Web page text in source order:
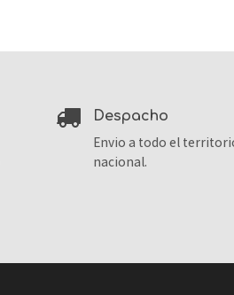
despacho
Envio a todo el
nacional.